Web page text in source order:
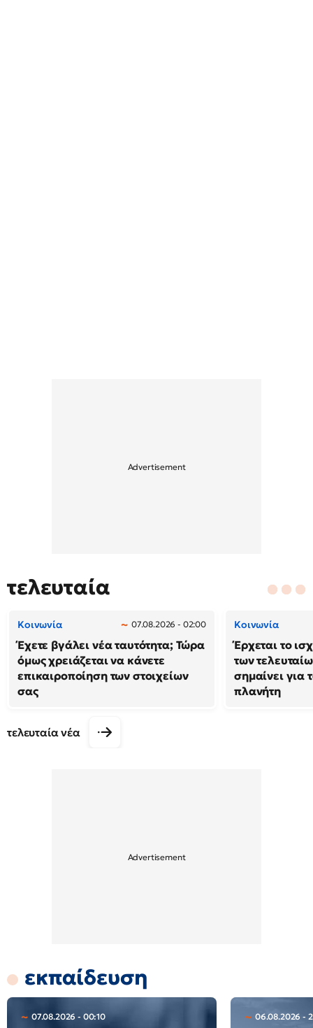
τελευταία
Κοινωνία 07.08.2026 - 02:00
Έχετε βγάλει νέα ταυτότητα; Τώρα
όμως χρειάζεται να κάνετε
επικαιροποίηση των στοιχείων
σας
Κοινωνία
Έρχεται το
των
σημαίνει για
πλανήτη
τελευταία νέα
εκπαίδευση
07.08.2026 - 00:10 06.08.2026 -